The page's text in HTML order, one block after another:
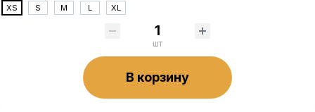
XS S M L XL
шт
В корзину